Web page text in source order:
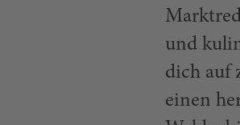
und
dich auf
einen